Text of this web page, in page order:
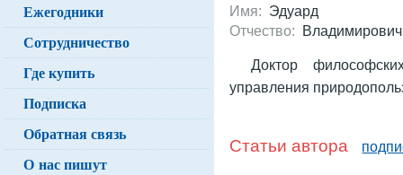
Имя: Эдуард
Отчество: Владимирович
Доктор
управления
Статьи автора
Ежегодники
Сотрудничество
Где купить
Подписка
Обратная связь
О нас пишут